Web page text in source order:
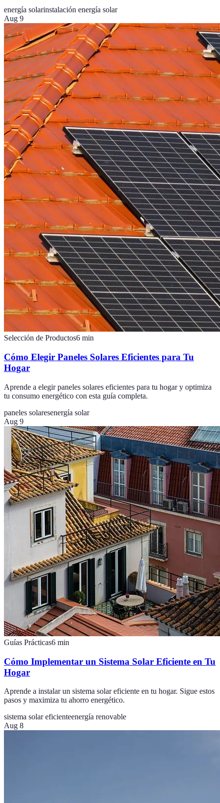
energía solarinstalación energía solar
Aug 9
Selección de Productos6 min
Cómo Elegir Paneles Solares Eficientes para Tu
Hogar
Aprende a elegir paneles solares eficientes para tu hogar y optimiza
tu consumo energético con esta guía completa.
paneles solaresenergía solar
Aug 9
Guías Prácticas6 min
Cómo Implementar un Sistema Solar Eficiente en Tu
Hogar
Aprende a instalar un sistema solar eficiente en tu hogar. Sigue estos
pasos y maximiza tu ahorro energético.
sistema solar eficienteenergía renovable
Aug 8